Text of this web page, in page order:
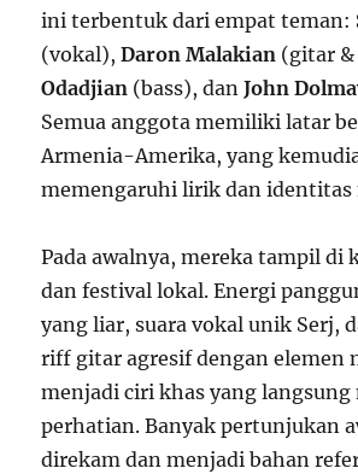
ini terbentuk dari empat teman:
(vokal),Daron Malakian (gitar
Odadjian (bass), danJohn
Semua anggota memiliki latar
Armenia-Amerika, yang
memengaruhi lirik dan identitas
Pada awalnya, mereka tampil di
dan festival lokal. Energi
yang liar, suara vokal unik Serj,
riff gitar agresif dengan elemen
menjadi ciri khas yang
perhatian. Banyak pertunjukan
direkam dan menjadi bahan